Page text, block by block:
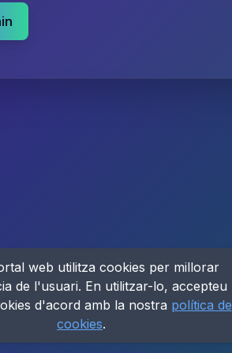
web utilitza cookies per millorar
de l'usuari. En utilitzar-lo, accepteu
d'acord amb la nostra política de
cookies.